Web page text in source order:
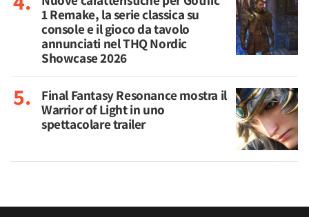
1 Remake, la serie classica su
console e il gioco da tavolo
annunciati nel THQ Nordic
Showcase 2026
Final Fantasy Resonance mostra il
Warrior of Light in uno
spettacolare trailer